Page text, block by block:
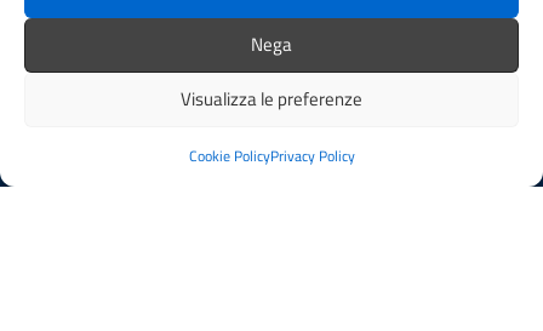
Nega
Visualizza le preferenze
Cookie PolicyPrivacy Policy
Nuovo Albo Pretorio
Cookie Policy